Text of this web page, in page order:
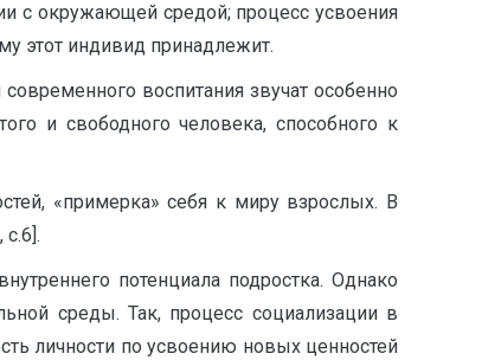
с окружающей средой; процесс усвоения
этот индивид принадлежит.
воспитания звучат особенно
и свободного человека, способного к
«примерка» себя к миру взрослых. В
потенциала подростка. Однако
среды. Так, процесс социализации в
личности по усвоению новых ценностей